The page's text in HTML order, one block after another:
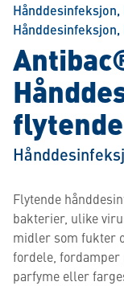
Hånddesinfeksjon,
Hånddesinfeksjon,
Flytende
bakterier, ulike
midler som fukter
fordele,
parfyme eller